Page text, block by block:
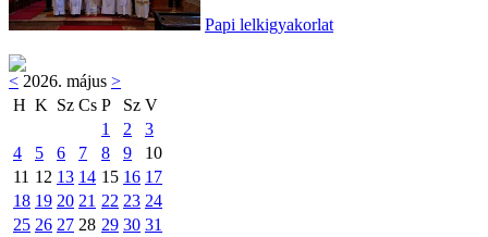
Papi lelkigyakorlat
< 2026. május >
H K Sz Cs P Sz V
1
2
3
4
5 6 7 8 9
10
11 12 13 14 15 16 17
18 19 20 21 22 23 24
25 26 27 28 29 30 31